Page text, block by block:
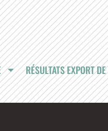
RÉSULTATS EXPORT